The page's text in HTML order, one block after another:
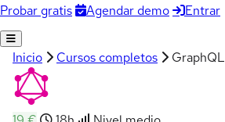
Probar gratis
Agendar demo Entrar
Inicio Cursos completos GraphQL